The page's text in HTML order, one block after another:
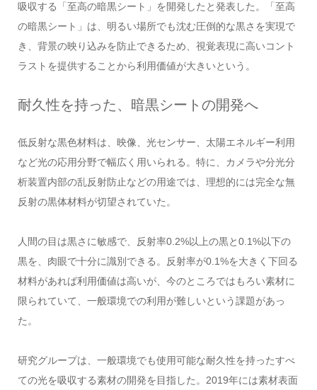
吸収する「至高の暗黒シート」を開発したと発表した。「至高
の暗黒シート」は、明るい場所でも沈む圧倒的な黒さを実現で
き、背景の映り込みを防止できるため、視覚表現に高いコント
ラストを提供することから利用価値が大きいという。
耐久性を持った、暗黒シートの開発へ
低反射な黒色材料は、映像、光センサー、太陽エネルギー利用
など光の応用分野で幅広く用いられる。特に、カメラや分光分
析装置内部の乱反射防止などの用途では、理想的には完全な無
反射の黒体材料が切望されていた。
人間の目は黒さに敏感で、反射率0.2%以上の黒と0.1%以下の
黒を、肉眼で十分に識別できる。反射率が0.1%を大きく下回る
材料があれば利用価値は高いが、今のところではもろい素材に
限られていて、一般環境での利用が難しいという課題があっ
た。
研究グループは、一般環境でも使用可能な耐久性を持ったすべ
ての光を吸収する素材の開発を目指した。2019年には素材表面